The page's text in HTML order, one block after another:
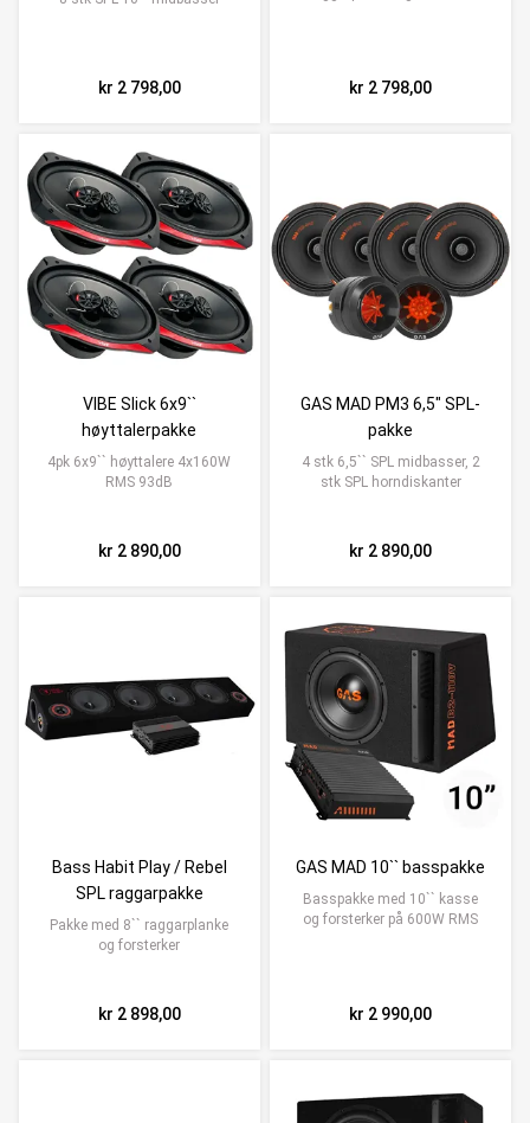
kr 2 798,00 kr 2 798,00
VIBE Slick 6x9``
høyttalerpakke
4pk 6x9`` høyttalere 4x160W
RMS 93dB
kr 2 890,00
GAS MAD PM3 6,5" SPL-
pakke
4 stk 6,5`` SPL midbasser, 2
stk SPL horndiskanter
kr 2 890,00
Bass Habit Play / Rebel
SPL raggarpakke
Pakke med 8`` raggarplanke
og forsterker
kr 2 898,00
GAS MAD 10`` basspakke
Basspakke med 10`` kasse
og forsterker på 600W RMS
kr 2 990,00